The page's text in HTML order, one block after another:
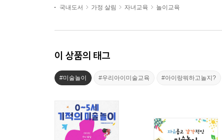
국내도서 가정 살림 자녀교육 놀이교육
이 상품의 태그
#미술놀이 #우리아이미술교육 #아이랑뭐하고놀지?